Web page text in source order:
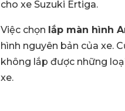
cho xe Suzuki Ertiga.
Việc chọn lắp màn hình
hình nguyên bản của xe.
không lắp được những
xe.